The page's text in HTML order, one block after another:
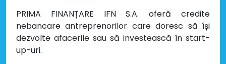
PRIMA FINANȚARE IFN S.A. oferă credite
nebancare antreprenorilor care doresc să își
dezvolte afacerile sau să investească în start-
up-uri.